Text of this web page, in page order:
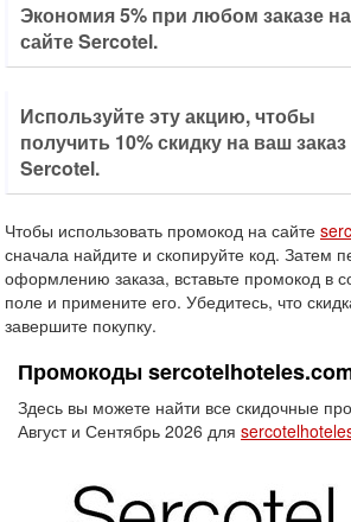
Экономия 5% при любом заказе на
сайте Sercotel.
Используйте эту акцию, чтобы
получить 10% скидку на ваш
Sercotel.
Чтобы использовать промокод на сайте
сначала найдите и скопируйте код. Затем
оформлению заказа, вставьте промокод в
поле и примените его. Убедитесь, что
завершите покупку.
Промокоды
Здесь вы можете найти все скидочные
Август и Сентябрь 2026 для